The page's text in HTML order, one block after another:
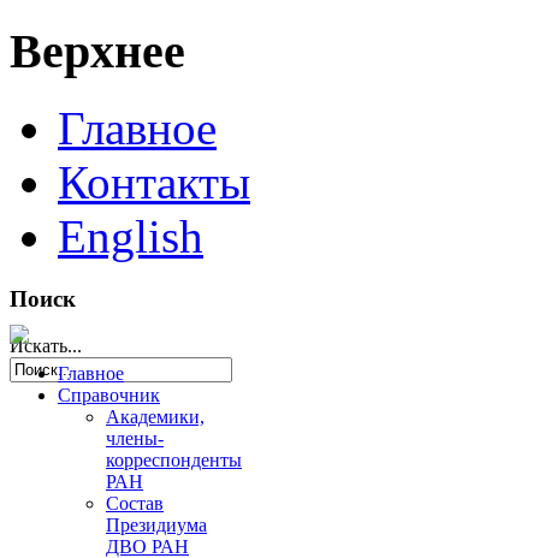
Верхнее
Главное
Контакты
English
Поиск
Искать...
Главное
Справочник
Академики,
члены-
корреспонденты
РАН
Состав
Президиума
ДВО РАН